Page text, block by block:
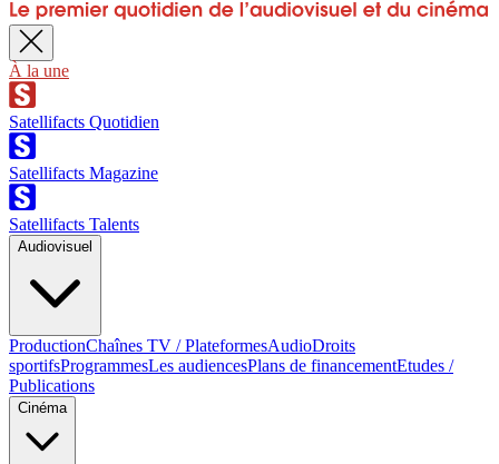
À la une
Satellifacts Quotidien
Satellifacts Magazine
Satellifacts Talents
Audiovisuel
ProductionChaînes TV / PlateformesAudioDroits
sportifsProgrammesLes audiencesPlans de financementEtudes /
Publications
Cinéma